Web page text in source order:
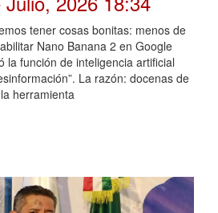
tener cosas bonitas: menos de
Nano Banana 2 en Google
la función de inteligencia artificial
La razón: docenas de
herramienta